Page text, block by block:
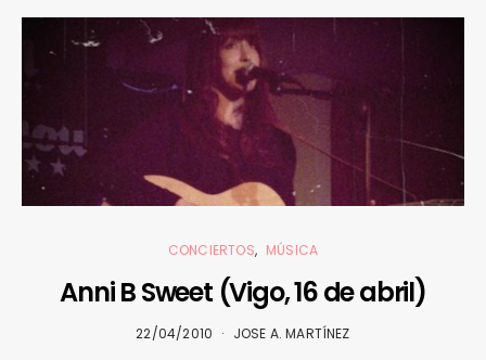
CONCIERTOS MÚSICA
Anni B Sweet (Vigo, 16 de abril)
22/04/2010 JOSE A. MARTÍNEZ